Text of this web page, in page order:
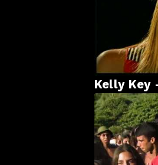
Kelly Key